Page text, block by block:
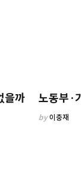
을까 노동부·
by이충재